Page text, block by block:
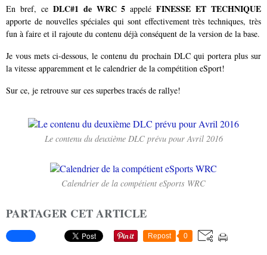
En bref, ce DLC#1 de WRC 5 appeléFINESSE ET TECHNIQUE
apporte de nouvelles spéciales qui sont effectivement très techniques, très
fun à faire et il rajoute du contenu déjà conséquent de la version de la base.
Je vous mets ci-dessous, le contenu du prochain DLC qui portera plus sur
la vitesse apparemment et le calendrier de la compétition eSport!
Sur ce, je retrouve sur ces superbes tracés de rallye!
Le contenu du deuxième DLC prévu pour Avril 2016
Calendrier de la compétient eSports WRC
PARTAGER CET ARTICLE
Repost 0